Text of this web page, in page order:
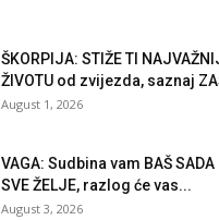
ŠKORPIJA: STIŽE TI
ŽIVOTU od zvijezda, saznaj
August 1, 2026
VAGA: Sudbina vam BAŠ SADA
SVE ŽELJE, razlog će vas...
August 3, 2026